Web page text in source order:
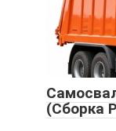
(Сборка